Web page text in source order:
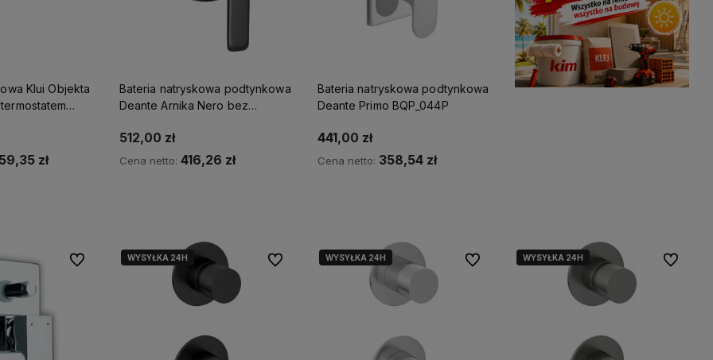
Klui Objekta
zł
Bateria natryskowa podtynkowa
Deante Arnika Nero bez
512,00 zł
Cena netto: 416,26 zł
Bateria natryskowa podtynkowa
Deante Primo BQP_044P
441,00 zł
Cena netto: 358,54 zł
Do ulubionychWYSYŁKA 24H Do ulubionychWYSYŁKA 24H Do ulubionychWYSYŁKA 24H Do